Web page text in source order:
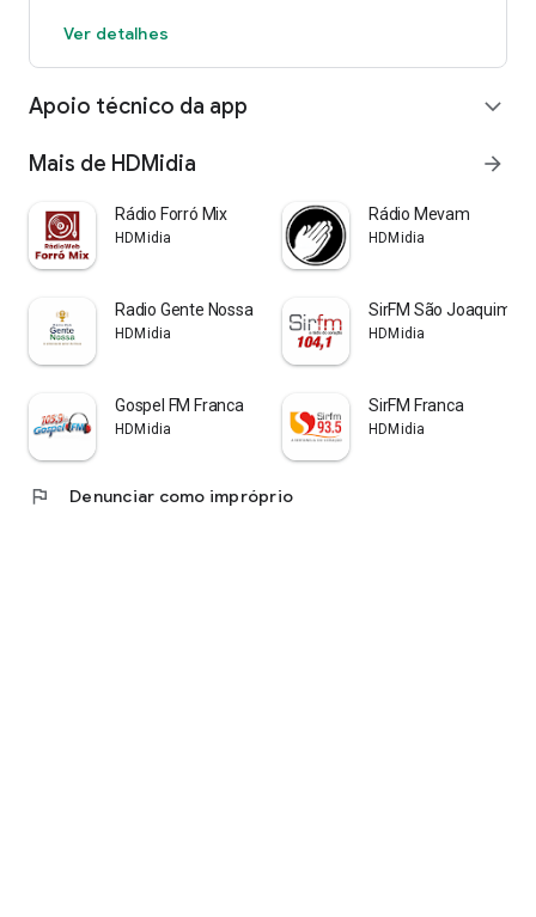
Ver detalhes
Apoio técnico da app expand_more
Mais de HDMidia arrow_forward
Rádio Forró Mix
HDMidia
Rádio Mevam
HDMidia
Radio Gente Nossa
HDMidia
SirFM São Joaquim
HDMidia
Gospel FM Franca
HDMidia
SirFM Franca
HDMidia
flag Denunciar como impróprio